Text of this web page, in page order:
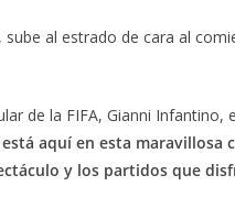
sube al estrado de cara al
de la FIFA, Gianni Infantino,
está aquí en esta maravillosa
y los partidos que